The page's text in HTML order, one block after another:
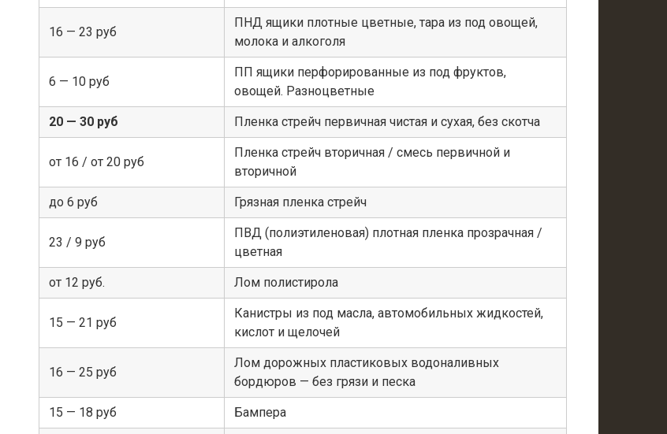
16 — 23 руб
ПНД ящики плотные цветные, тара из под овощей,
молока и алкоголя
6 — 10 руб
ПП ящики перфорированные из под фруктов,
овощей. Разноцветные
20 — 30 руб Пленка стрейч первичная чистая и сухая, без скотча
от 16 / от 20 руб
Пленка стрейч вторичная / смесь первичной и
вторичной
до 6 руб Грязная пленка стрейч
23 / 9 руб
ПВД (полиэтиленовая) плотная пленка прозрачная /
цветная
от 12 руб. Лом полистирола
15 — 21 руб
Канистры из под масла, автомобильных жидкостей,
кислот и щелочей
16 — 25 руб
Лом дорожных пластиковых водоналивных
бордюров — без грязи и песка
15 — 18 руб Бампера